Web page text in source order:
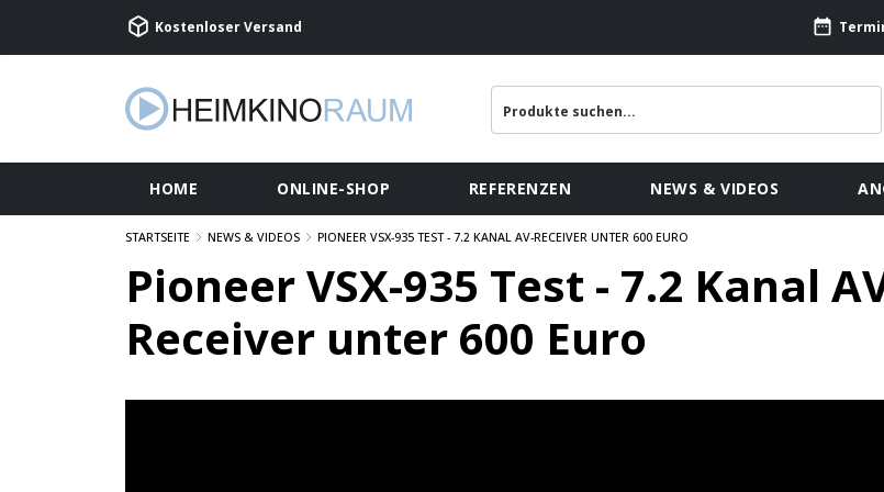
Kostenloser Versand
HOME ONLINE-SHOP REFERENZEN NEWS & VIDEOS
STARTSEITE NEWS & VIDEOS PIONEER VSX-935 TEST - 7.2 KANAL AV-RECEIVER UNTER 600 EURO
Pioneer VSX-935 Test - 7.2 Kanal
Receiver unter 600 Euro